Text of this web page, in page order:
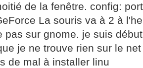
de la fenêtre. config:
La souris va à 2 à
pas sur gnome. je suis
je ne trouve rien sur le
de mal à installer linu